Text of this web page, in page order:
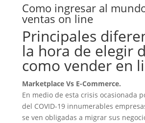
Como ingresar al
ventas on line
Principales
la hora de elegir
como vender en
Marketplace Vs E-Commerce.
En medio de esta crisis ocasionada
del COVID-19 innumerables
se ven obligadas a migrar sus